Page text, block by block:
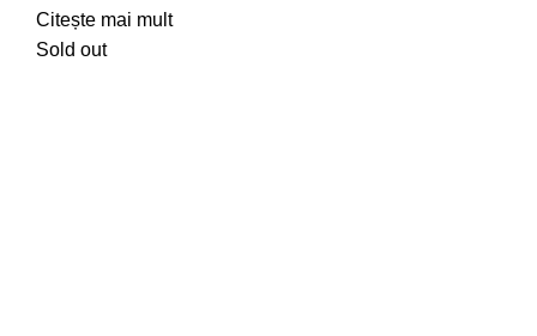
Citește mai mult
Sold out